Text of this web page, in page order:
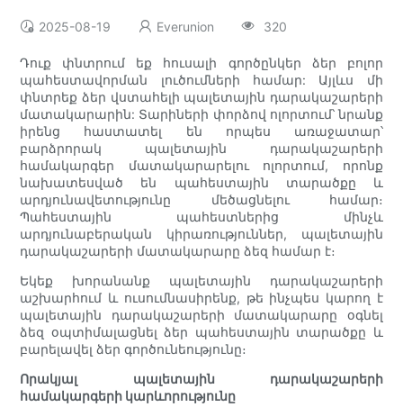
2025-08-19 Everunion 320
Դուք փնտրում եք հուսալի գործընկեր ձեր բոլոր
պահեստավորման լուծումների համար: Այլևս մի
փնտրեք ձեր վստահելի պալետային դարակաշարերի
մատակարարին: Տարիների փորձով ոլորտում՝ նրանք
իրենց հաստատել են որպես առաջատար՝
բարձրորակ պալետային դարակաշարերի
համակարգեր մատակարարելու ոլորտում, որոնք
նախատեսված են պահեստային տարածքը և
արդյունավետությունը մեծացնելու համար։
Պահեստային պահեստներից մինչև
արդյունաբերական կիրառություններ, պալետային
դարակաշարերի մատակարարը ձեզ համար է։
Եկեք խորանանք պալետային դարակաշարերի
աշխարհում և ուսումնասիրենք, թե ինչպես կարող է
պալետային դարակաշարերի մատակարարը օգնել
ձեզ օպտիմալացնել ձեր պահեստային տարածքը և
բարելավել ձեր գործունեությունը։
Որակյալ պալետային դարակաշարերի
համակարգերի կարևորությունը